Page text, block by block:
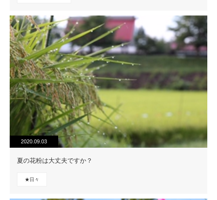
2020.09.03
夏の花粉は大丈夫ですか？
★日々